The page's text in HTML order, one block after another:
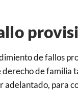
de fallos
derecho de
para